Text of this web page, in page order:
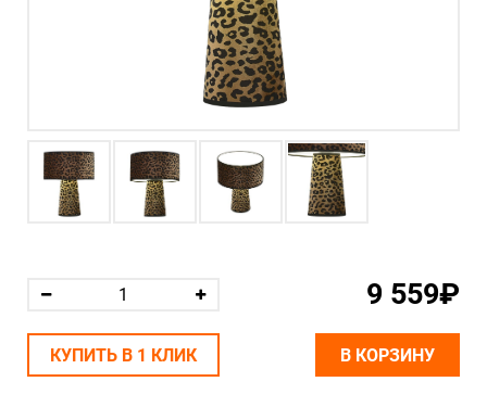
9 559₽
КУПИТЬ В 1 КЛИК В КОРЗИНУ